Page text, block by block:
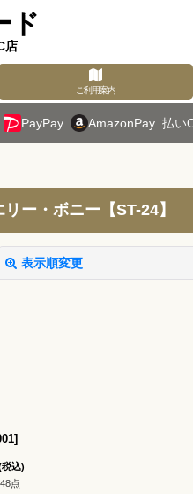
ド
店
ご利用案内
PayPay AmazonPay 払い
ー・ボニー【ST-24】
表示順変更
]
税込)
点